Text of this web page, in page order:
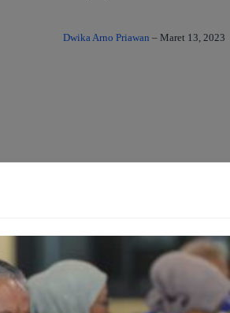
Dwika Arno Priawan – Maret 13, 2023